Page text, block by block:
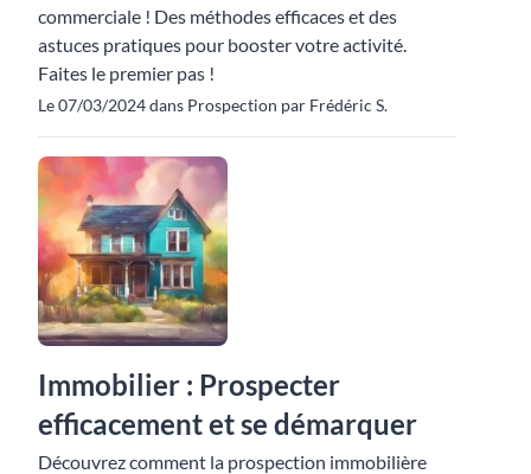
commerciale ! Des méthodes efficaces et des
astuces pratiques pour booster votre activité.
Faites le premier pas !
Le 07/03/2024 dans Prospection par Frédéric S.
Immobilier : Prospecter
efficacement et se démarquer
Découvrez comment la prospection immobilière